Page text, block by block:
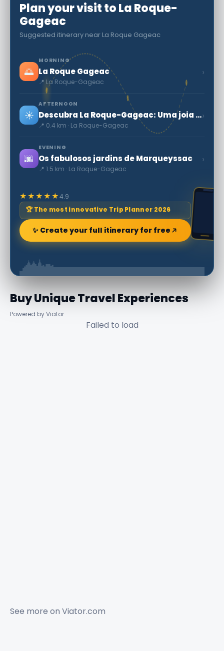
Plan your visit to La Roque-
Gageac
Suggested itinerary near La Roque Gageac
🌅
MORNING
La Roque Gageac
📍 La Roque-Gageac
›
☀️
AFTERNOON
Descubra La Roque-Gageac: Uma joia da Nouvelle-Aquitaine
📍 0.4 km · La Roque-Gageac
›
🌆
EVENING
Os fabulosos jardins de Marqueyssac
📍 1.5 km · La Roque-Gageac
›
★★★★★4.9
🏆 The most innovative Trip Planner 2026
✨ Create your full itinerary for free
Buy Unique Travel Experiences
Powered by Viator
Failed to load
See more on Viator.com